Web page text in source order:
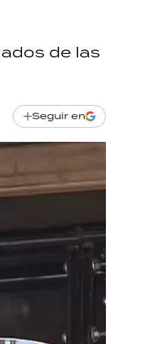
de las
Seguir en